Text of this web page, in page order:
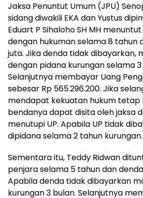
Jaksa Penuntut Umum (JPU)
sidang diwakili EKA dan Yustus
Eduart P Sihaloho SH MH menuntut
dengan hukuman selama 8 tahun
juta. Jika denda tidak dibayarkan,
dengan pidana kurungan selama 3
Selanjutnya membayar Uang
sebesar Rp 565.296.200. Jika
mendapat kekuatan hukum
bendanya dapat disita oleh jaksa
menutupi UP. Apabila UP tidak
dipidana selama 2 tahun kurungan.
Sementara itu, Teddy Ridwan
penjara selama 5 tahun dan
Apabila denda tidak dibayarkan
kurungan 3 bulan. Selanjutnya